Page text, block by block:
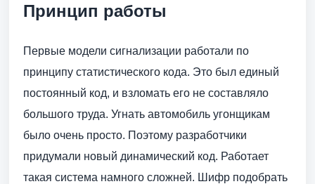
Принцип работы
Первые модели сигнализации работали по
принципу статистического кода. Это был единый
постоянный код, и взломать его не составляло
большого труда. Угнать автомобиль угонщикам
было очень просто. Поэтому разработчики
придумали новый динамический код. Работает
такая система намного сложней. Шифр подобрать